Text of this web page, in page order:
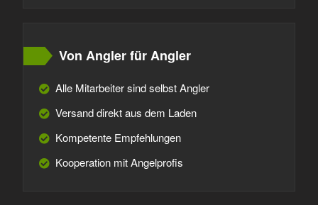
Von Angler für Angler
Alle Mitarbeiter sind selbst Angler
Versand direkt aus dem Laden
Kompetente Empfehlungen
Kooperation mit Angelprofis